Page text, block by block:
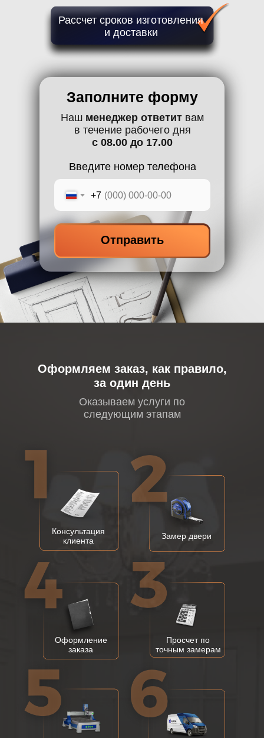
Заполните форму
Наш менеджер ответит вам
в течение рабочего дня
с 08.00 до 17.00
Введите номер телефона
+7
Отправить
Рассчет сроков изготовления
и доставки
Оформляем заказ, как правило,
за один день
Оказываем услуги по
следующим этапам
Консультация
клиента
Замер двери
Просчет по
точным замерам
Оформление
заказа